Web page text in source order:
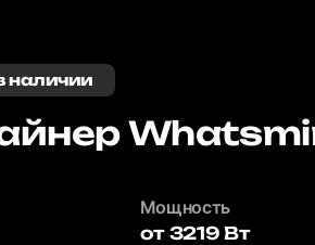
наличии
Мощность
от 3219 Вт